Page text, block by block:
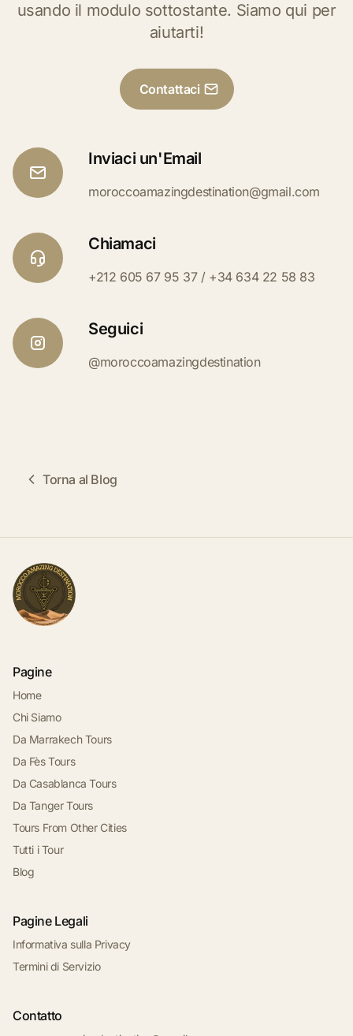
usando il modulo sottostante. Siamo qui per
aiutarti!
Contattaci
Inviaci un'Email
moroccoamazingdestination@gmail.com
Chiamaci
+212 605 67 95 37 / +34 634 22 58 83
Seguici
@moroccoamazingdestination
Torna al Blog
Pagine
Home
Chi Siamo
Da Marrakech Tours
Da Fès Tours
Da Casablanca Tours
Da Tanger Tours
Tours From Other Cities
Tutti i Tour
Blog
Pagine Legali
Informativa sulla Privacy
Termini di Servizio
Contatto